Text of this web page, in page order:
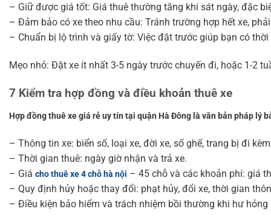
– Giữ được giá tốt: Giá thuê thường tăng khi sát ngày, đặc
– Đảm bảo có xe theo nhu cầu: Tránh trường hợp hết xe,
– Chuẩn bị lộ trình và giấy tờ: Việc đặt trước giúp bạn có
Mẹo nhỏ: Đặt xe ít nhất 3-5 ngày trước chuyến đi, hoặc 1-2
7 Kiểm tra hợp đồng và điều khoản thuê xe
Hợp đồng thuê xe giá rẻ uy tín tại quận Hà Đông là văn bản pháp lý
– Thông tin xe: biển số, loại xe, đời xe, số ghế, trang bị đi
– Thời gian thuê: ngày giờ nhận và trả xe.
– Giá cho thuê xe 4 chỗ hà nội – 45 chỗ và các khoản phí: giá
– Quy định hủy hoặc thay đổi: phạt hủy, đổi xe, thời gian
– Điều kiện bảo hiểm và trách nhiệm bồi thường khi hư hỏng